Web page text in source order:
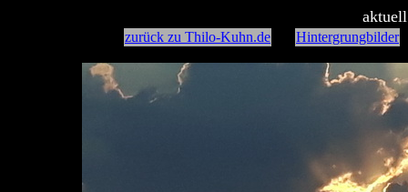
zurück zu Thilo-Kuhn.de Hintergrungbilder